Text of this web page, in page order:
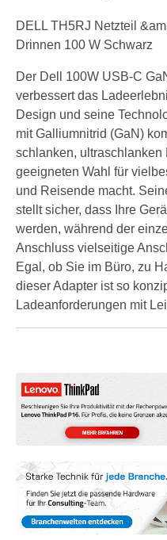
DELL TH5RJ Netzteil
Drinnen 100 W Schwarz
Der Dell 100W USB-C
verbessert das
Design und seine
mit Galliumnitrid (GaN)
schlanken, ultraschlanken
geeigneten Wahl für
und Reisende macht.
stellt sicher, dass Ihre
werden, während der
Anschluss vielseitige
Egal, ob Sie im Büro, zu
dieser Adapter ist so
Ladeanforderungen mit